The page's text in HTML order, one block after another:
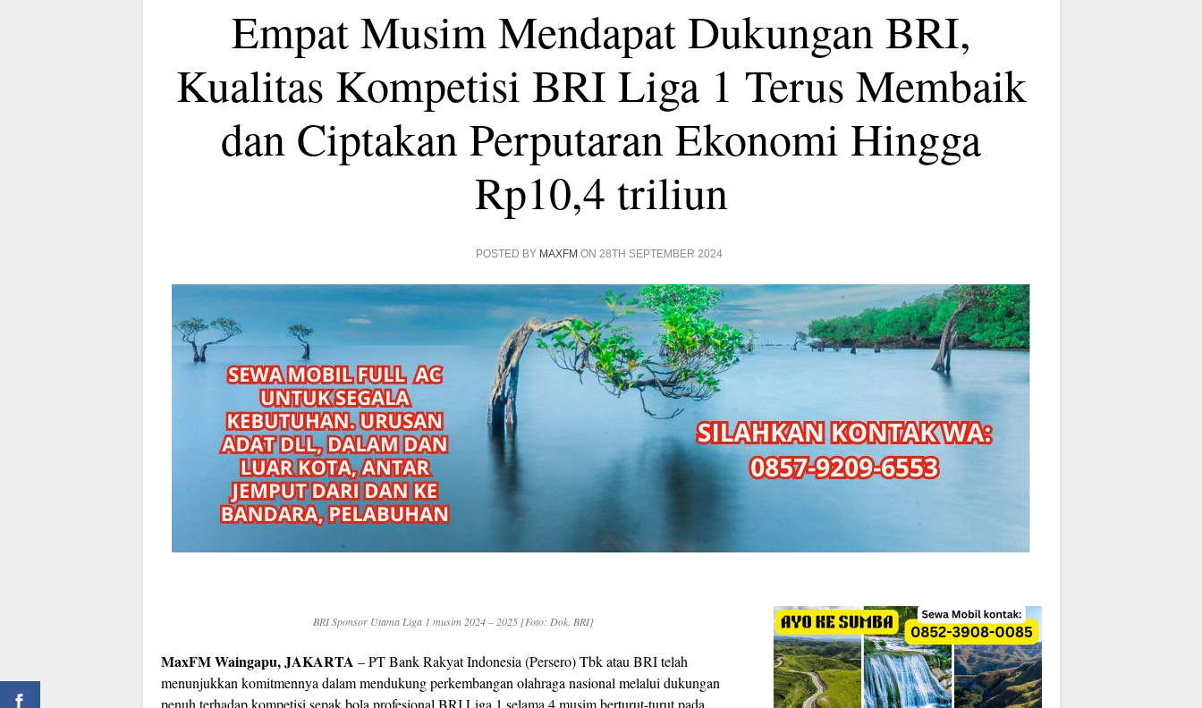
Empat Musim Mendapat Dukungan BRI,
Kualitas Kompetisi BRI Liga 1 Terus Membaik
dan Ciptakan Perputaran Ekonomi Hingga
Rp10,4 triliun
POSTED BY MAXFM ON 28TH SEPTEMBER 2024
BRI Sponsor Utama Liga 1 musim 2024 – 2025 [Foto: Dok. BRI]
MaxFM Waingapu, JAKARTA – PT Bank Rakyat Indonesia (Persero) Tbk atau BRI telah
menunjukkan komitmennya dalam mendukung perkembangan olahraga nasional melalui dukungan
penuh terhadap kompetisi sepak bola profesional BRI Liga 1 selama 4 musim berturut-turut pada